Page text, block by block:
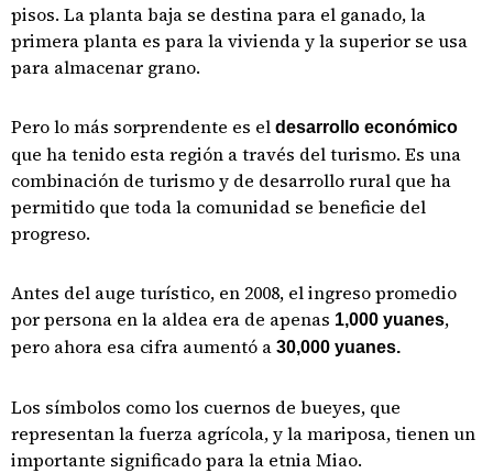
pisos. La planta baja se destina para el ganado, la
primera planta es para la vivienda y la superior se usa
para almacenar grano.
Pero lo más sorprendente es el desarrollo económico
que ha tenido esta región a través del turismo. Es una
combinación de turismo y de desarrollo rural que ha
permitido que toda la comunidad se beneficie del
progreso.
Antes del auge turístico, en 2008, el ingreso promedio
por persona en la aldea era de apenas 1,000 yuanes,
pero ahora esa cifra aumentó a 30,000 yuanes.
Los símbolos como los cuernos de bueyes, que
representan la fuerza agrícola, y la mariposa, tienen un
importante significado para la etnia Miao.